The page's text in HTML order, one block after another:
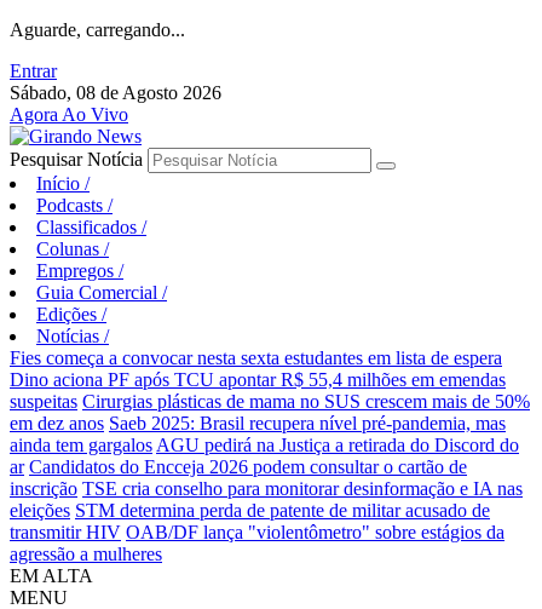
Aguarde, carregando...
Entrar
Sábado, 08 de Agosto 2026
Agora Ao Vivo
Pesquisar Notícia
Início /
Podcasts /
Classificados /
Colunas /
Empregos /
Guia Comercial /
Edições /
Notícias /
Fies começa a convocar nesta sexta estudantes em lista de espera
Dino aciona PF após TCU apontar R$ 55,4 milhões em emendas
suspeitas Cirurgias plásticas de mama no SUS crescem mais de 50%
em dez anos Saeb 2025: Brasil recupera nível pré-pandemia, mas
ainda tem gargalos AGU pedirá na Justiça a retirada do Discord do
ar Candidatos do Encceja 2026 podem consultar o cartão de
inscrição TSE cria conselho para monitorar desinformação e IA nas
eleições STM determina perda de patente de militar acusado de
transmitir HIV OAB/DF lança "violentômetro" sobre estágios da
agressão a mulheres
EM ALTA
MENU